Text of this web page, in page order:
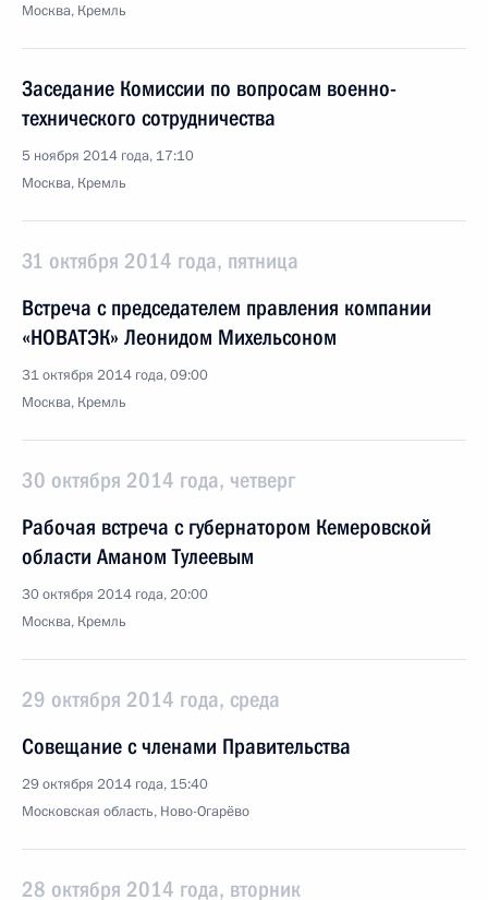
Москва, Кремль
Заседание Комиссии по вопросам военно-
технического сотрудничества
5 ноября 2014 года, 17:10
Москва, Кремль
31 октября 2014 года, пятница
Встреча с председателем правления компании
«НОВАТЭК» Леонидом Михельсоном
31 октября 2014 года, 09:00
Москва, Кремль
30 октября 2014 года, четверг
Рабочая встреча с губернатором Кемеровской
области Аманом Тулеевым
30 октября 2014 года, 20:00
Москва, Кремль
29 октября 2014 года, среда
Совещание с членами Правительства
29 октября 2014 года, 15:40
Московская область, Ново-Огарёво
28 октября 2014 года, вторник